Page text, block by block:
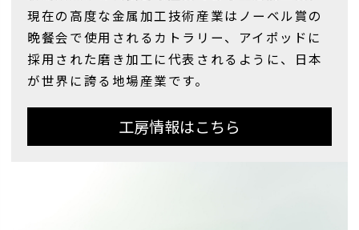
部分で結露が起こる場合があります。
現在の高度な金属加工技術産業はノーベル賞の
晩餐会で使用されるカトラリー、アイポッドに
採用された磨き加工に代表されるように、日本
が世界に誇る地場産業です。
工房情報はこちら